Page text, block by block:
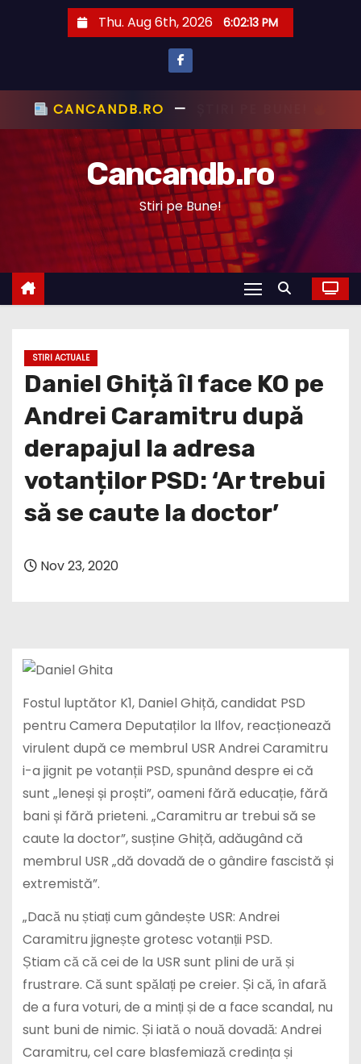
Thu. Aug 6th, 2026 6:02:14 PM
CANCANDB.RO —
Cancandb.ro
Stiri pe Bune!
STIRI ACTUALE
Daniel Ghiță îl face KO pe
Andrei Caramitru după
derapajul la adresa
votanților PSD: ‘Ar trebui
să se caute la doctor’
Nov 23, 2020
Fostul luptător K1, Daniel Ghiță, candidat PSD
pentru Camera Deputaților la Ilfov, reacționează
virulent după ce membrul USR Andrei Caramitru
i-a jignit pe votanții PSD, spunând despre ei că
sunt „leneși și proști”, oameni fără educație, fără
bani și fără prieteni. „Caramitru ar trebui să se
caute la doctor”, susține Ghiță, adăugând că
membrul USR „dă dovadă de o gândire fascistă și
extremistă”.
„Dacă nu știați cum gândește USR: Andrei
Caramitru jignește grotesc votanții PSD.
Știam că că cei de la USR sunt plini de ură și
frustrare. Că sunt spălați pe creier. Și că, în afară
de a fura voturi, de a minți și de a face scandal, nu
sunt buni de nimic. Și iată o nouă dovadă: Andrei
Caramitru, cel care blasfemiază credința și